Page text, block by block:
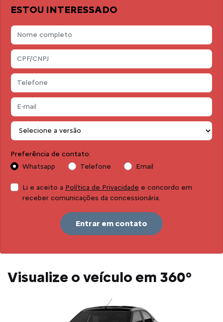
ESTOU INTERESSADO
Preferência de contato:
Whatsapp
Telefone Email
Li e aceito a Política de Privacidade e concordo em
receber comunicações da concessionária.
Entrar em contato
Visualize o veículo em 360°